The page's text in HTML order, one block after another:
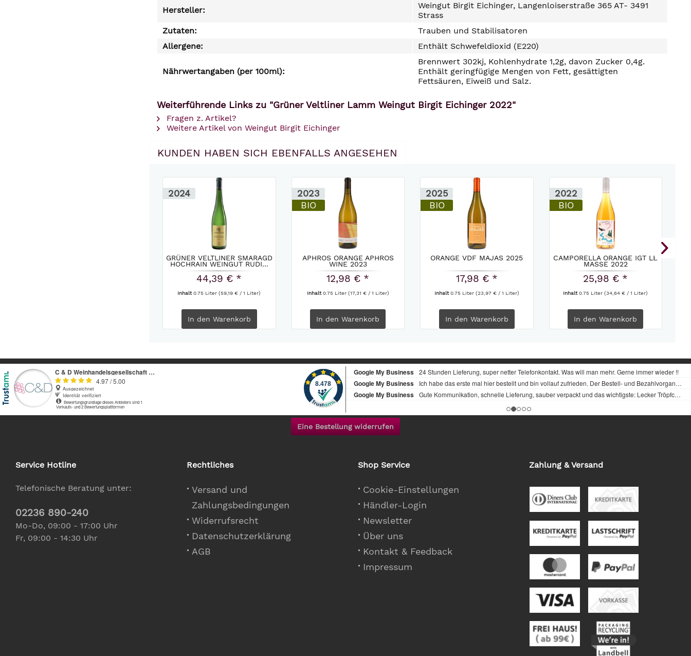
Hersteller:
Weingut Birgit Eichinger, Langenloiserstraße 365 AT- 3491
Strass
Zutaten:
Trauben und Stabilisatoren
Allergene:
Enthält Schwefeldioxid (E220)
Nährwertangaben (per 100ml):
Brennwert 302kj, Kohlenhydrate 1,2g, davon Zucker 0,4g.
Enthält geringfügige Mengen von Fett, gesättigten
Fettsäuren, Eiweiß und Salz.
Weiterführende Links zu "Grüner Veltliner Lamm Weingut Birgit Eichinger 2022"
Fragen z. Artikel?
Weitere Artikel von Weingut Birgit Eichinger
KUNDEN HABEN SICH EBENFALLS ANGESEHEN
2024
GRÜNER VELTLINER SMARAGD
HOCHRAIN WEINGUT RUDI...
44,39 € *
Inhalt0.75 Liter(59,19 € / 1 Liter)
In den Warenkorb
2023
BIO
APHROS ORANGE APHROS
WINE 2023
12,98 € *
Inhalt0.75 Liter (17,31 € / 1 Liter)
In den Warenkorb
2025
BIO
ORANGE VDF MAJAS 2025
17,98 € *
Inhalt0.75 Liter (23,97 € / 1 Liter)
In den Warenkorb
2022
BIO
CAMPORELLA ORANGE IGT LE
MASSE 2022
25,98 € *
Inhalt0.75 Liter(34,64 € / 1 Liter)
In den Warenkorb
Eine Bestellung widerrufen
Service Hotline
Telefonische Beratung unter:
02236 890-240
Mo-Do, 09:00 - 17:00 Uhr
Fr, 09:00 - 14:30 Uhr
Rechtliches
Versand und
Zahlungsbedingungen
Widerrufsrecht
Datenschutzerklärung
AGB
Shop Service
Cookie-Einstellungen
Händler-Login
Newsletter
Über uns
Kontakt & Feedback
Impressum
Zahlung & Versand